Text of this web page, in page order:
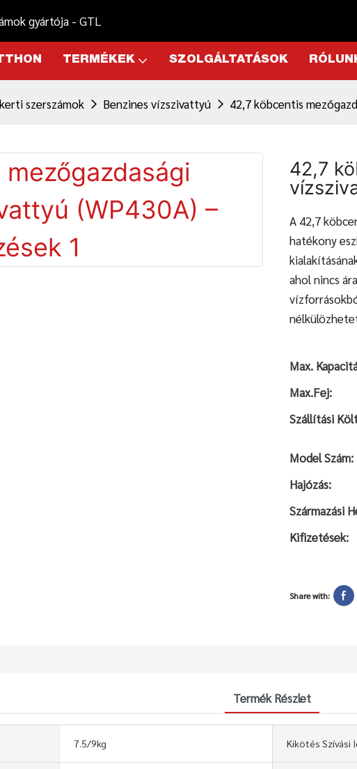
gyártója - GTL
TERMÉKEK SZOLGÁLTATÁSOK
szerszámok Benzines vízszivattyú 42,7 köbcentis
42,7
A 42,7
hatékony
ahol nincs
Max.
Max.Fej:
Szállítási
Model Szám:
Hajózás:
Származási
Kifizetések:
Share with:
Termék Részlet
7.5/9kg Kikötés Szívási